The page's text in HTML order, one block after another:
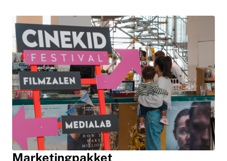
Marketingpakket